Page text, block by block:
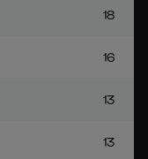
18
16
13
13